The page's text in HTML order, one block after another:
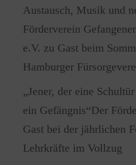
Austausch, Musik und
Förderverein
e.V. zu Gast beim
Hamburger
„Jener, der eine
ein Gefängnis“Der
Gast bei der jährlichen
Lehrkräfte im Vollzug